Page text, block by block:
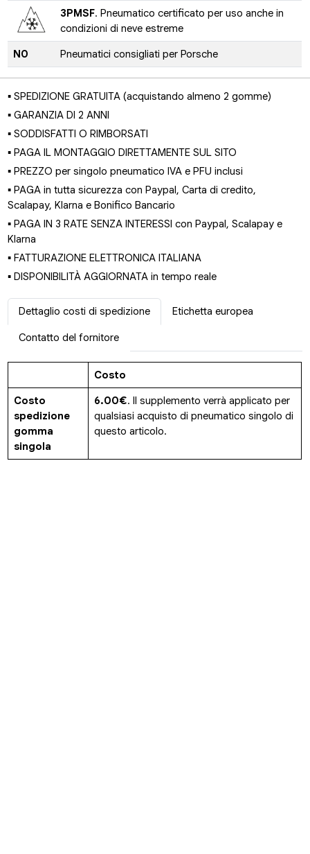
3PMSF. Pneumatico certificato per uso anche in
condizioni di neve estreme
N0 Pneumatici consigliati per Porsche
▪ SPEDIZIONE GRATUITA (acquistando almeno 2 gomme)
▪ GARANZIA DI 2 ANNI
▪ SODDISFATTI O RIMBORSATI
▪ PAGA IL MONTAGGIO DIRETTAMENTE SUL SITO
▪ PREZZO per singolo pneumatico IVA e PFU inclusi
▪ PAGA in tutta sicurezza con Paypal, Carta di credito,
Scalapay, Klarna e Bonifico Bancario
▪ PAGA IN 3 RATE SENZA INTERESSI con Paypal, Scalapay e
Klarna
▪ FATTURAZIONE ELETTRONICA ITALIANA
▪ DISPONIBILITÀ AGGIORNATA in tempo reale
Dettaglio costi di spedizione Etichetta europea
Contatto del fornitore
Costo
Costo
spedizione
gomma
singola
6.00€. Il supplemento verrà applicato per
qualsiasi acquisto di pneumatico singolo di
questo articolo.